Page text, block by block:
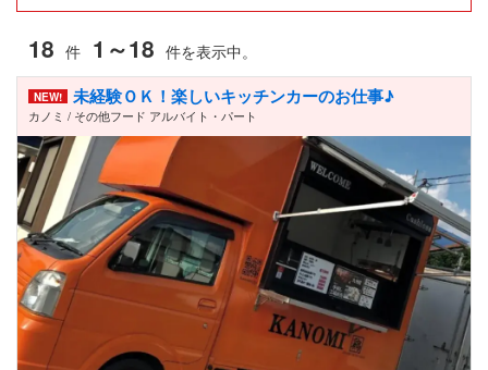
18 件 1～18 件を表示中。
NEW! 未経験ＯＫ！楽しいキッチンカーのお仕事♪
カノミ / その他フード アルバイト・パート